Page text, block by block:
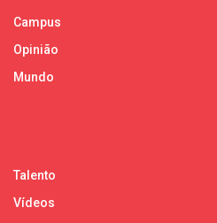
Campus
Opinião
Mundo
Talento
Vídeos